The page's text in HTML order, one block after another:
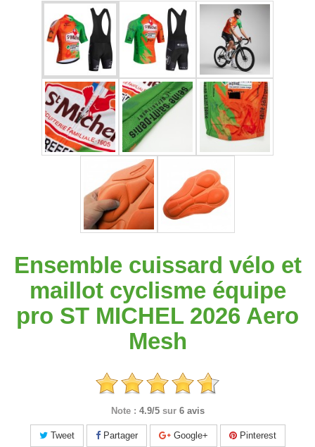
Ensemble cuissard vélo et
maillot cyclisme équipe
pro ST MICHEL 2026 Aero
Mesh
Note : 4.9/5 sur 6 avis
Tweet Partager Google+ Pinterest